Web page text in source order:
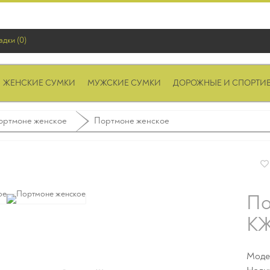
(0)
ЖЕНСКИЕ СУМКИ МУЖСКИЕ СУМКИ ДОРОЖНЫЕ И
женское Портмоне женское